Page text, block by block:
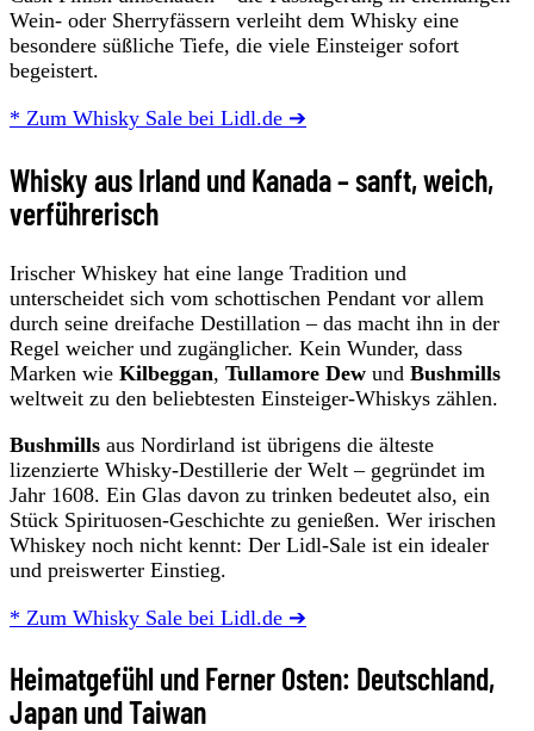
Wein- oder Sherryfässern verleiht dem Whisky eine
besondere süßliche Tiefe, die viele Einsteiger sofort
begeistert.
* Zum Whisky Sale bei Lidl.de ➔
Whisky aus Irland und Kanada – sanft, weich,
verführerisch
Irischer Whiskey hat eine lange Tradition und
unterscheidet sich vom schottischen Pendant vor allem
durch seine dreifache Destillation – das macht ihn in der
Regel weicher und zugänglicher. Kein Wunder, dass
Marken wie Kilbeggan, Tullamore Dew und Bushmills
weltweit zu den beliebtesten Einsteiger-Whiskys zählen.
Bushmills aus Nordirland ist übrigens die älteste
lizenzierte Whisky-Destillerie der Welt – gegründet im
Jahr 1608. Ein Glas davon zu trinken bedeutet also, ein
Stück Spirituosen-Geschichte zu genießen. Wer irischen
Whiskey noch nicht kennt: Der Lidl-Sale ist ein idealer
und preiswerter Einstieg.
* Zum Whisky Sale bei Lidl.de ➔
Heimatgefühl und Ferner Osten: Deutschland,
Japan und Taiwan